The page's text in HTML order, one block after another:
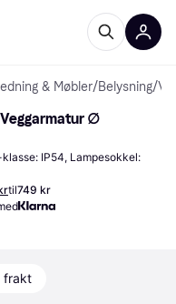
& Møbler/Belysning/
∅
klasse: IP54, Lampesokkel:
til749 kr
frakt